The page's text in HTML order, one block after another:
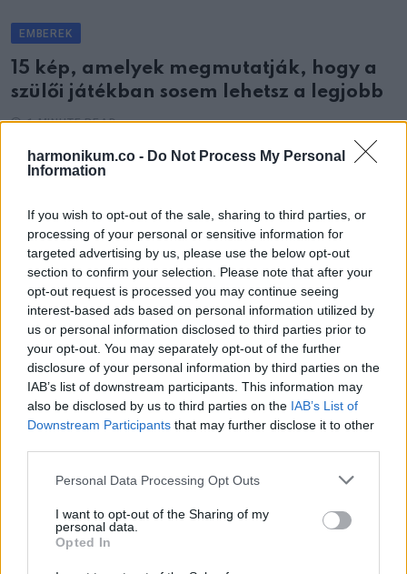
harmonikum.co - Do Not Process My Personal
Information
If you wish to opt-out of the sale, sharing to third parties, or
processing of your personal or sensitive information for
targeted advertising by us, please use the below opt-out
section to confirm your selection. Please note that after your
opt-out request is processed you may continue seeing
interest-based ads based on personal information utilized by
us or personal information disclosed to third parties prior to
your opt-out. You may separately opt-out of the further
disclosure of your personal information by third parties on the
IAB’s list of downstream participants. This information may
also be disclosed by us to third parties on the IAB’s List of
Downstream Participants that may further disclose it to other
Please note that this website/app uses one or more Google
not limited to your visit or usage behaviour. You may click to
grant or deny consent to Google and its third-party tags to
use your data for below specified purposes in below Google
Personal Data Processing Opt Outs
I want to opt-out of the Sharing of my
personal data.
Opted In
EMBEREK
15 kép, amelyek megmutatják, hogy a
szülői játékban sosem lehetsz a legjobb
1 MINUTE READ
EMBEREK